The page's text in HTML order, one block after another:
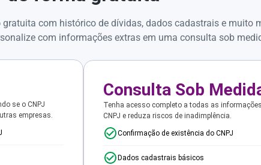
gratuita com histórico de dívidas, dados cadastrais e muito
com informações extras em uma consulta sob
se o CNPJ
empresas.
Consulta Sob
Tenha acesso completo a todas as
CNPJ e reduza riscos de inadimplência.
Confirmação de existência do CNPJ
Dados cadastrais básicos